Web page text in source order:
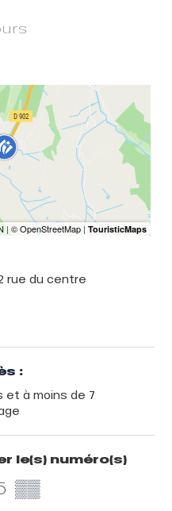
rue du centre
:
et à moins de 7
le(s) numéro(s)
▒▒